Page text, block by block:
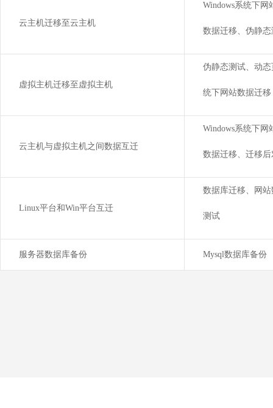
云主机迁移至云主机
Windows系统下网
数据迁移、伪静
虚拟主机迁移至虚拟主机
伪静态测试、动
统下网站数据迁移
云主机与虚拟主机之间数据互迁
Windows系统下网
数据迁移、迁移
Linux平台和Win平台互迁
数据库迁移、网
测试
服务器数据库备份 Mysql数据库备份